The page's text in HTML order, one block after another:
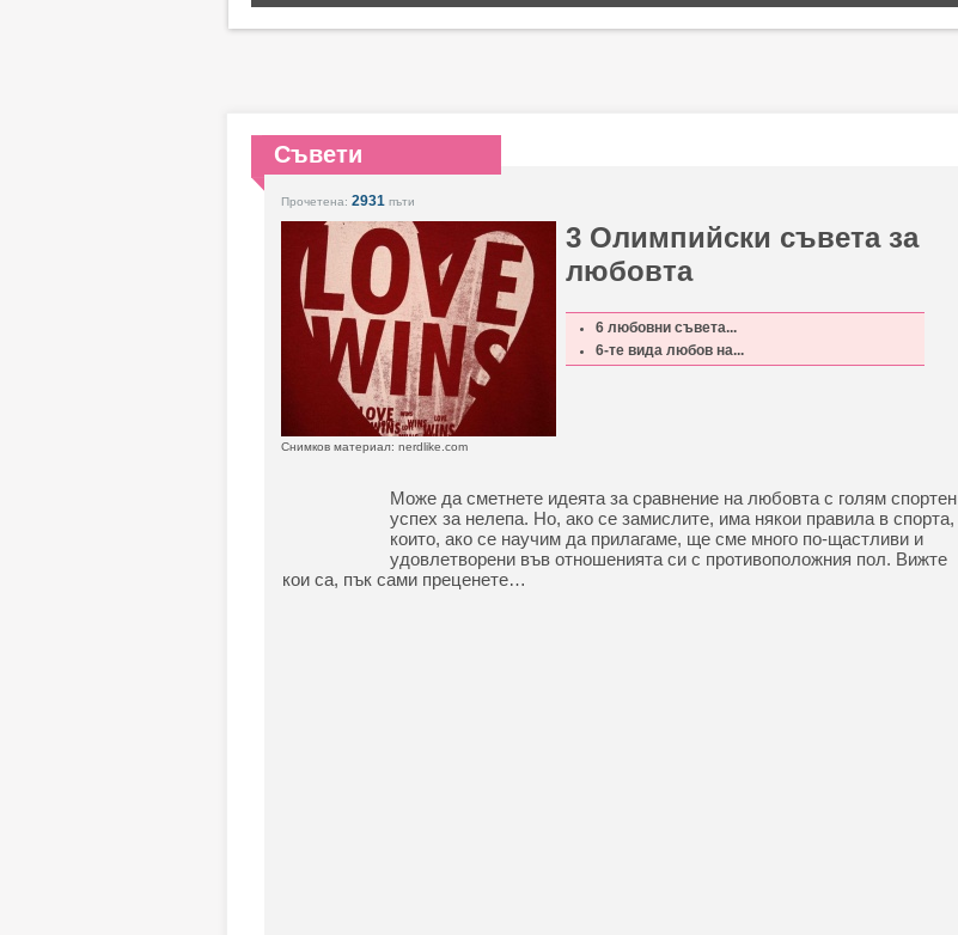
Съвети
Прочетена: 2931 пъти
3 Олимпийски съвета за
любовта
6 любовни съвета...
6-те вида любов на...
Снимков материал: nerdlike.com
Може да сметнете идеята за сравнение на любовта с голям спортен
успех за нелепа. Но, ако се замислите, има някои правила в спорта,
които, ако се научим да прилагаме, ще сме много по-щастливи и
удовлетворени във отношенията си с противоположния пол. Вижте
кои са, пък сами преценете…